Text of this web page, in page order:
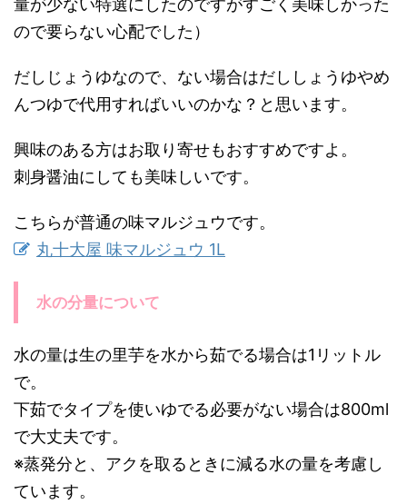
量が少ない特選にしたのですがすごく美味しかった
ので要らない心配でした）
だしじょうゆなので、ない場合はだししょうゆやめ
んつゆで代用すればいいのかな？と思います。
興味のある方はお取り寄せもおすすめですよ。
刺身醤油にしても美味しいです。
こちらが普通の味マルジュウです。
丸十大屋 味マルジュウ 1L
水の分量について
水の量は生の里芋を水から茹でる場合は1リットル
で。
下茹でタイプを使いゆでる必要がない場合は800ml
で大丈夫です。
※蒸発分と、アクを取るときに減る水の量を考慮し
ています。